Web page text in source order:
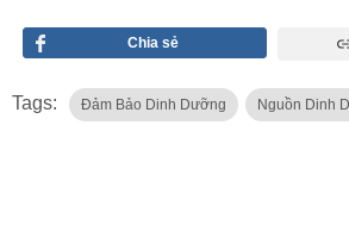
Chia sẻ
Tags: Đảm Bảo Dinh Dưỡng Nguồn Dinh